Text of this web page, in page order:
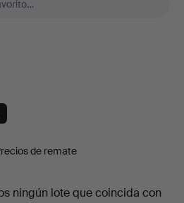
de remate
ningún lote que coincida con